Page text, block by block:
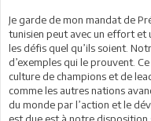
Je garde de mon mandat de
tunisien peut avec un effort
les défis quel qu’ils soient.
d’exemples qui le prouvent.
culture de champions et de
comme les autres nations
du monde par l’action et le